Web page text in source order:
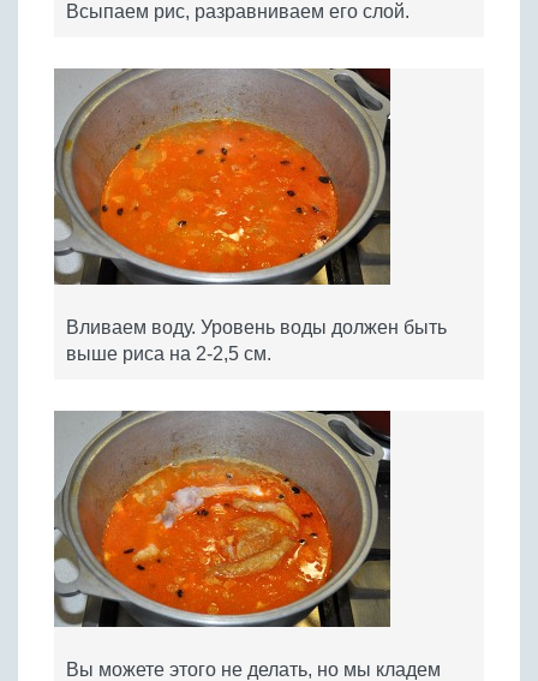
Всыпаем рис, разравниваем его слой.
Вливаем воду. Уровень воды должен быть
выше риса на 2-2,5 см.
Вы можете этого не делать, но мы кладем